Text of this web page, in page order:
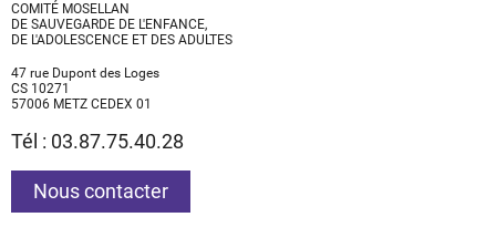
COMITÉ MOSELLAN
DE SAUVEGARDE DE L'ENFANCE,
DE L'ADOLESCENCE ET DES ADULTES
47 rue Dupont des Loges
CS 10271
57006 METZ CEDEX 01
Tél : 03.87.75.40.28
Nous contacter